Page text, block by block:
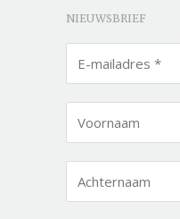
NIEUWSBRIEF